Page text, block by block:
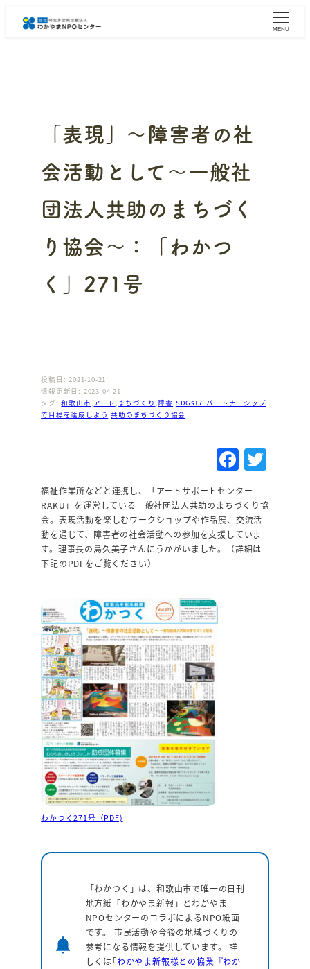
MENU
「表現」～障害者の社
会活動として～一般社
団法人共助のまちづく
り協会～：「わかつ
く」271号
投稿日: 2021-10-21
情報更新日: 2023-04-21
タグ:和歌山市 アート まちづくり ,障害 SDGs17_パートナーシップ
で目標を達成しよう ,共助のまちづくり協会
F
a
c
e
b
T
it
福祉作業所などと連携し、「アートサポートセンター
RAKU」を運営している一般社団法人共助のまちづくり協
会。表現活動を楽しむワークショップや作品展、交流活
動を通じて、障害者の社会活動への参加を支援していま
す。理事長の島久美子さんにうかがいました。（詳細は
下記のPDFをご覧ください）
わかつく271号（PDF)
notifications
「わかつく」は、和歌山市で唯一の日刊
地方紙「わかやま新報」とわかやま
NPOセンターのコラボによるNPO紙面
です。 市民活動や今後の地域づくりの
参考になる情報を提供しています。詳
しくは｢わかやま新報様との協業『わか